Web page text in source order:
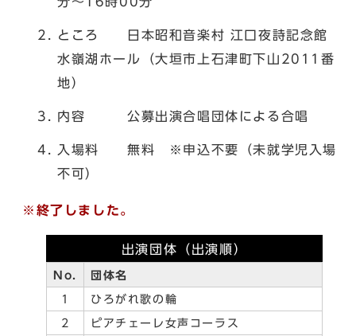
ところ 日本昭和音楽村 江口夜詩記念館
水嶺湖ホール（大垣市上石津町下山2011番
地）
内容 公募出演合唱団体による合唱
入場料 無料 ※申込不要（未就学児入場
不可）
※終了しました。
出演団体（出演順）
No. 団体名
1 ひろがれ歌の輪
2 ピアチェーレ女声コーラス